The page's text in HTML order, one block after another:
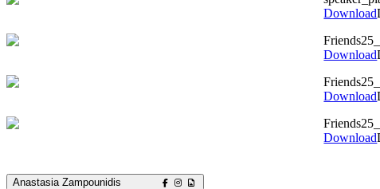
Download
Download
Download
Download
Anastasia Zampounidis